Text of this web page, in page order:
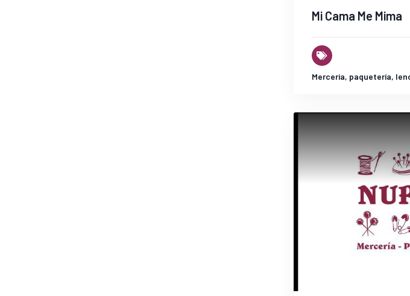
Mi Cama Me Mima
Mercería, paquetería,